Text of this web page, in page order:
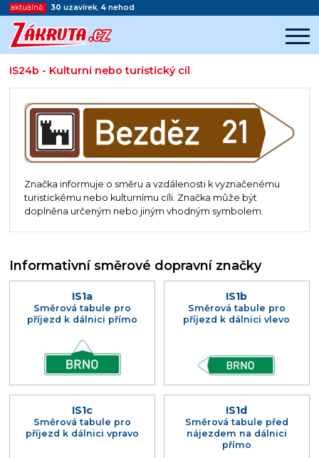
aktuálně: 30 uzavírek, 4 nehod
IS24b - Kulturní nebo turistický cíl
Začátek reklamy
Konec reklamy
Značka informuje o směru a vzdálenosti k vyznačenému
turistickému nebo kulturnímu cíli. Značka může být
doplněna určeným nebo jiným vhodným symbolem.
Informativní směrové dopravní značky
IS1a
Směrová tabule pro
příjezd k dálnici přímo
IS1b
Směrová tabule pro
příjezd k dálnici vlevo
IS1c
Směrová tabule pro
příjezd k dálnici vpravo
IS1d
Směrová tabule před
nájezdem na dálnici
přímo